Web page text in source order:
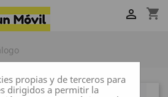
shopping_cart

propias y de terceros para
dirigidos a permitir la